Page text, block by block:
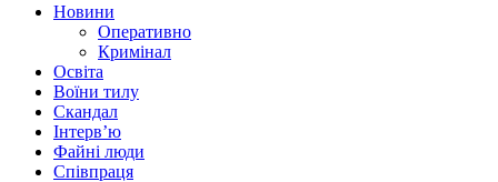
Новини
Оперативно
Кримінал
Освіта
Воїни тилу
Скандал
Інтерв’ю
Файні люди
Співпраця